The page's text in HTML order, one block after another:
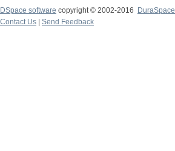
DSpace software copyright © 2002-2016
DuraSpace
Contact Us
Send Feedback